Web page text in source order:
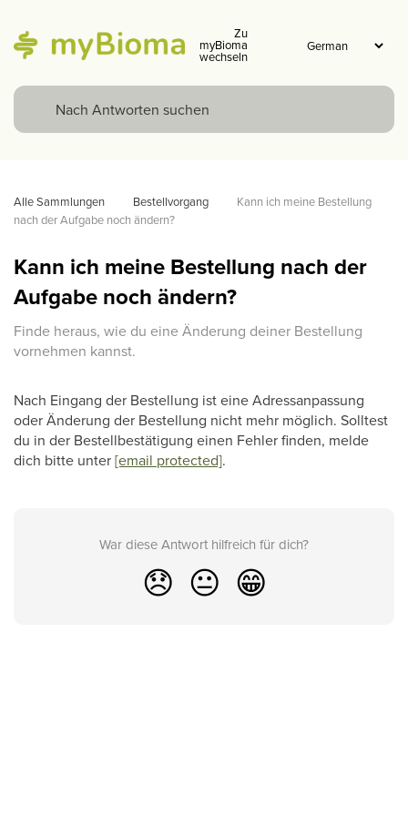
Zu
myBioma
wechseln
Alle Sammlungen Bestellvorgang
Kann ich meine Bestellung
nach der Aufgabe noch ändern?
Kann ich meine Bestellung nach der
Aufgabe noch ändern?
Finde heraus, wie du eine Änderung deiner Bestellung
vornehmen kannst.
Nach Eingang der Bestellung ist eine Adressanpassung
oder Änderung der Bestellung nicht mehr möglich. Solltest
du in der Bestellbestätigung einen Fehler finden, melde
dich bitte unter[email protected].
War diese Antwort hilfreich für dich?
😞 😐 😁